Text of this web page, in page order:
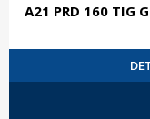
A21 PRD 160 TIG